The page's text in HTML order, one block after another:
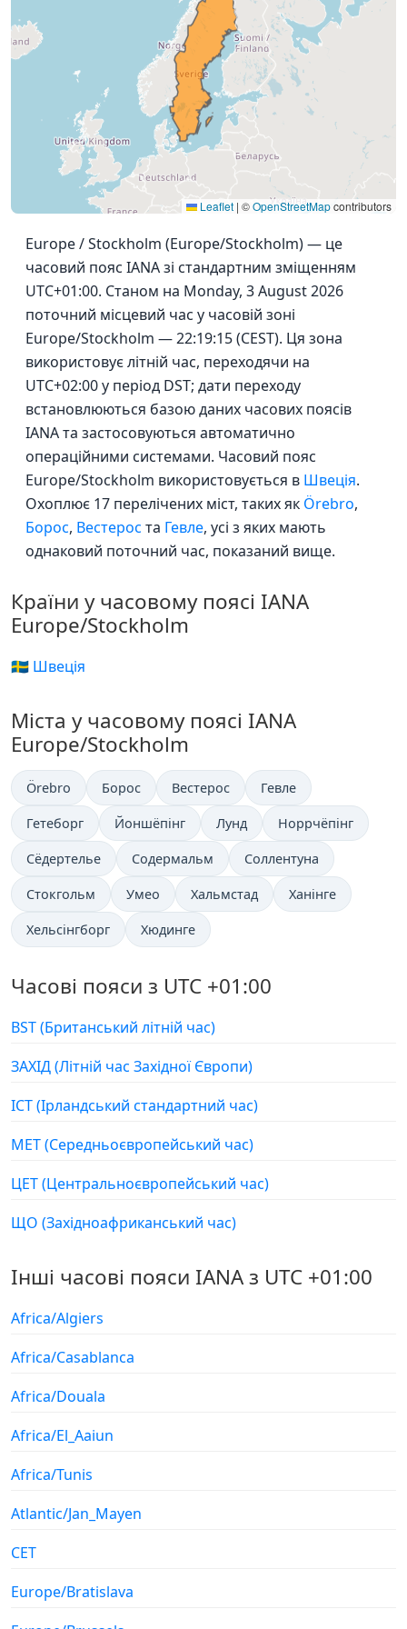
Leaflet | ©OpenStreetMapcontributors
Europe / Stockholm (Europe/Stockholm) — це
часовий пояс IANA зі стандартним зміщенням
UTC+01:00. Станом на Monday, 3 August 2026
поточний місцевий час у часовій зоні
Europe/Stockholm — 22:19:15 (CEST). Ця зона
використовує літній час, переходячи на
UTC+02:00 у період DST; дати переходу
встановлюються базою даних часових поясів
IANA та застосовуються автоматично
операційними системами. Часовий пояс
Europe/Stockholm використовується в Швеція.
Охоплює 17 перелічених міст, таких як Örebro,
Борос, Вестерос та Гевле, усі з яких мають
однаковий поточний час, показаний вище.
Країни у часовому поясі IANA
Europe/Stockholm
🇸🇪 Швеція
Міста у часовому поясі IANA
Europe/Stockholm
Örebro Борос Вестерос Гевле
Гетеборг Йоншёпінг Лунд Норрчёпінг
Сёдертелье Содермальм Соллентуна
Стокгольм Умео Хальмстад Ханінге
Хельсінгборг Хюдинге
Часові пояси з UTC +01:00
BST (Британський літній час)
ЗАХІД (Літній час Західної Європи)
ІСТ (Ірландський стандартний час)
МЕТ (Середньоєвропейський час)
ЦЕТ (Центральноєвропейський час)
ЩО (Західноафриканський час)
Інші часові пояси IANA з UTC +01:00
Africa/Algiers
Africa/Casablanca
Africa/Douala
Africa/El_Aaiun
Africa/Tunis
Atlantic/Jan_Mayen
CET
Europe/Bratislava